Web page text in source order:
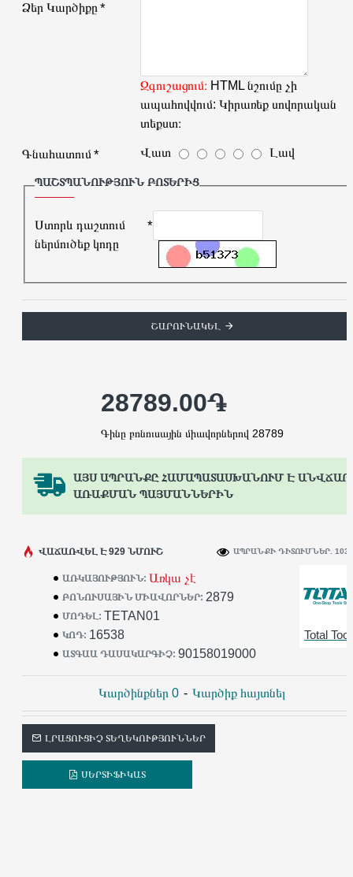
Ձեր Կարծիքը
Զգուշացում։ HTML նշումը չի
ապահովվում: Կիրառեք սովորական
տեքստ։
Գնահատում Վատ Լավ
ՊԱՇՏՊԱՆՈՒԹՅՈՒՆ ԲՈՏԵՐԻՑ
Ստորև դաշտում
ներմուծեք կոդը
ՇԱՐՈՒՆԱԿԵԼ
ԱՅՍ ԱՊՐԱՆՔԸ ՀԱՄԱՊԱՏԱՍԽԱՆՈՒՄ Է ԱՆՎՃԱՐ
ԱՌԱՔՄԱՆ ՊԱՅՄԱՆՆԵՐԻՆ
ԱՌԿԱՅՈՒԹՅՈՒՆ: Առկա չէ
ԲՈՆՈՒՍԱՅԻՆ ՄԻԱՎՈՐՆԵՐ: 2879
ՄՈԴԵԼ: TETAN01
ԿՈԴ: 16538
ԱՏԳԱԱ ԴԱՍԱԿԱՐԳԻՉ: 90158019000
Total
ՎԱՃԱՌՎԵԼ Է 929 ՆՄՈՒՇ ԱՊՐԱՆՔԻ ԴԻՏՈՒՄՆԵՐ.
Կարծինքներ 0 - Կարծիք հայտնել
28789.00֏
Գինը բոնուսային միավորներով 28789
ԼՐԱՑՈՒՑԻՉ ՏԵՂԵԿՈՒԹՅՈՒՆՆԵՐ
ՍԵՐՏԻՖԻԿԱՏ